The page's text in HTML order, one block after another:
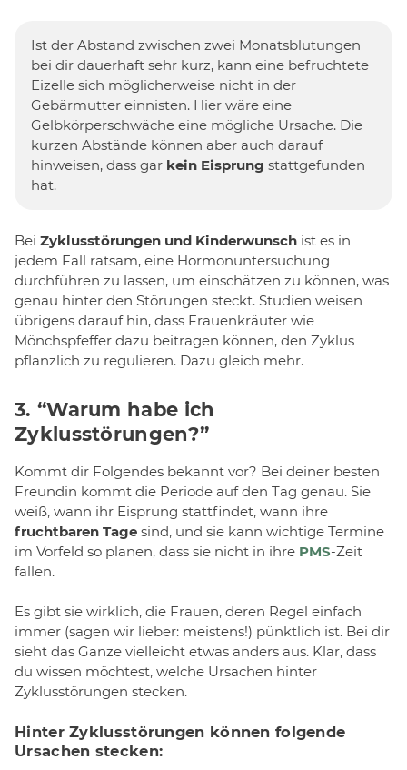
Ist der Abstand zwischen zwei Monatsblutungen
bei dir dauerhaft sehr kurz, kann eine befruchtete
Eizelle sich möglicherweise nicht in der
Gebärmutter einnisten. Hier wäre eine
Gelbkörperschwäche eine mögliche Ursache. Die
kurzen Abstände können aber auch darauf
hinweisen, dass gar kein Eisprung stattgefunden
hat.
Bei Zyklusstörungen und Kinderwunsch ist es in
jedem Fall ratsam, eine Hormonuntersuchung
durchführen zu lassen, um einschätzen zu können, was
genau hinter den Störungen steckt. Studien weisen
übrigens darauf hin, dass Frauenkräuter wie
Mönchspfeffer dazu beitragen können, den Zyklus
pflanzlich zu regulieren. Dazu gleich mehr.
3. “Warum habe ich
Zyklusstörungen?”
Kommt dir Folgendes bekannt vor? Bei deiner besten
Freundin kommt die Periode auf den Tag genau. Sie
weiß, wann ihr Eisprung stattfindet, wann ihre
fruchtbaren Tage sind, und sie kann wichtige Termine
im Vorfeld so planen, dass sie nicht in ihre PMS-Zeit
fallen.
Es gibt sie wirklich, die Frauen, deren Regel einfach
immer (sagen wir lieber: meistens!) pünktlich ist. Bei dir
sieht das Ganze vielleicht etwas anders aus. Klar, dass
du wissen möchtest, welche Ursachen hinter
Zyklusstörungen stecken.
Hinter Zyklusstörungen können folgende
Ursachen stecken: